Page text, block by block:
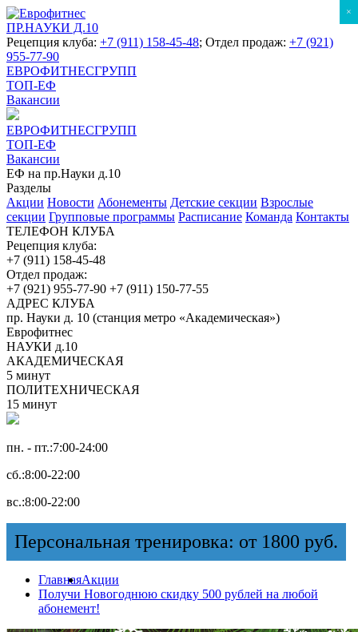
ПР.НАУКИ Д.10
Рецепция клуба: +7 (911) 158-45-48; Отдел продаж: +7 (921)
955-77-90
ЕВРОФИТНЕСГРУПП
ТОП-ЕФ
Вакансии
ЕВРОФИТНЕСГРУПП
ТОП-ЕФ
Вакансии
ЕФ на пр.Науки д.10
Разделы
Акции Новости Абонементы Детские секции Взрослые
секции Групповые программы Расписание Команда Контакты
ТЕЛЕФОН КЛУБА
Рецепция клуба:
+7 (911) 158-45-48
Отдел продаж:
+7 (921) 955-77-90 +7 (911) 150-77-55
АДРЕС КЛУБА
пр. Науки д. 10 (станция метро «Академическая»)
Еврофитнес
НАУКИ д.10
АКАДЕМИЧЕСКАЯ
5 минут
ПОЛИТЕХНИЧЕСКАЯ
15 минут
пн. - пт.:7:00-24:00
сб.:8:00-22:00
вс.:8:00-22:00
Персональная тренировка: от 1800 руб.
ГлавнаяАкции
Получи Новогоднюю скидку 500 рублей на любой
абонемент!
×